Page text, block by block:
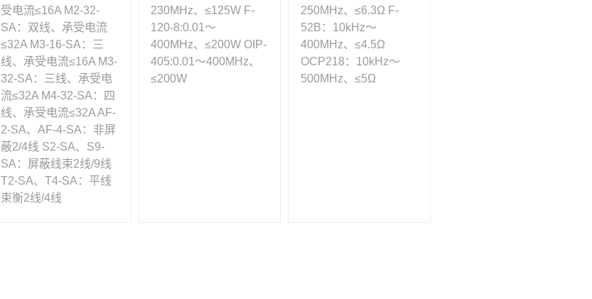
受电流≤16A M2-32-
SA：双线、承受电流
≤32A M3-16-SA：三
线、承受电流≤16A M3-
32-SA：三线、承受电
流≤32A M4-32-SA：四
线、承受电流≤32A AF-
2-SA、AF-4-SA：非屏
蔽2/4线 S2-SA、S9-
SA：屏蔽线束2线/9线
T2-SA、T4-SA：平线
束衡2线/4线
230MHz、≤125W F-
120-8:0.01～
400MHz、≤200W OIP-
405:0.01～400MHz、
≤200W
250MHz、≤6.3Ω F-
52B：10kHz～
400MHz、≤4.5Ω
OCP218：10kHz～
500MHz、≤5Ω